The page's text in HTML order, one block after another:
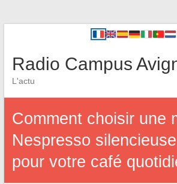
Radio Campus
L'actu
Comment choisir une
Nespresso
pour votre café